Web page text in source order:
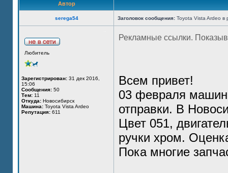
Автор
serega54 Заголовок сообщения: Toyota Vista Ardeo в
Любитель
Зарегистрирован: 31 дек 2016,
15:06
Сообщения: 50
Тем: 11
Откуда: Новосибирск
Машина: Toyota Vista Ardeo
Репутация: 611
Рекламные ссылки.
Всем привет!
03 февраля
отправки. В
Цвет 051,
ручки хром.
Пока многие